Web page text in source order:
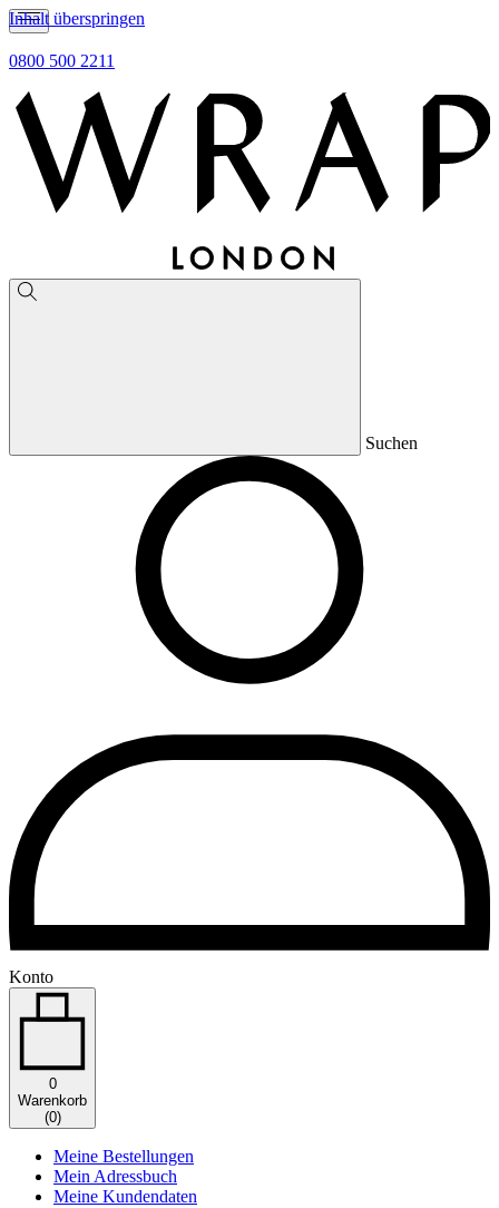
Inhalt überspringen
0800 500 2211
Suchen
Konto
0
Warenkorb
(0)
Meine Bestellungen
Mein Adressbuch
Meine Kundendaten